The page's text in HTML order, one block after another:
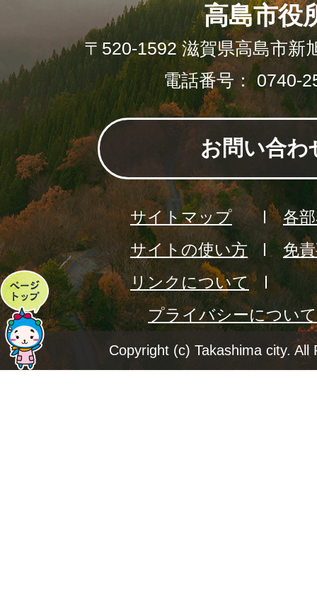
ペ
ー
ジ
高島市役
〒520-1592 滋賀県高島市新
電話番号： 0740-
お問い合わ
サイトマップ
各
サイトの使い方
免
リンクについて
プライバシーについて
Copyright (c) Takashima city. All